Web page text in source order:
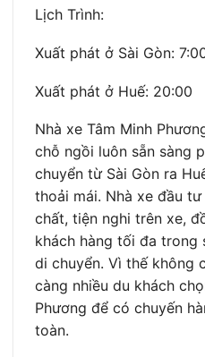
Lịch Trình:
Xuất phát ở Sài Gòn:
Xuất phát ở Huế: 20:00
Nhà xe Tâm Minh
chỗ ngồi luôn sẵn sàng
chuyển từ Sài Gòn ra
thoải mái. Nhà xe đầu
chất, tiện nghi trên xe,
khách hàng tối đa trong
di chuyển. Vì thế không
càng nhiều du khách
Phương để có chuyến
toàn.